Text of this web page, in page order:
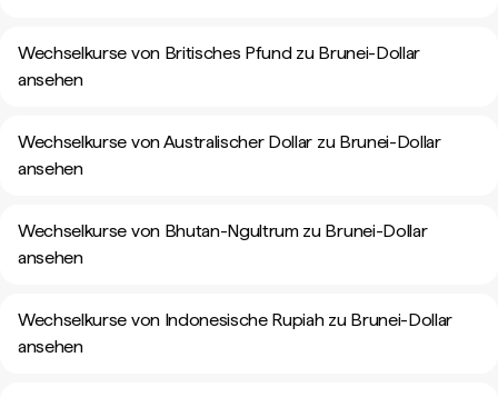
Wechselkurse von Britisches Pfund zu Brunei-Dollar
ansehen
Wechselkurse von Australischer Dollar zu Brunei-Dollar
ansehen
Wechselkurse von Bhutan-Ngultrum zu Brunei-Dollar
ansehen
Wechselkurse von Indonesische Rupiah zu Brunei-Dollar
ansehen